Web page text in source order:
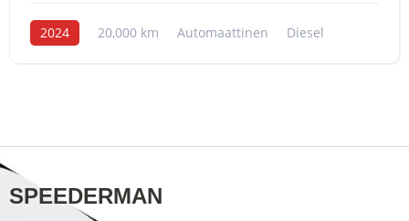
2024 20,000 km Automaattinen Diesel
SPEEDERMAN